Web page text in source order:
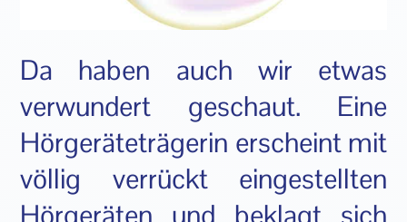
Da haben auch wir etwas
verwundert geschaut. Eine
Hörgeräteträgerin erscheint mit
völlig verrückt eingestellten
Hörgeräten und beklagt sich